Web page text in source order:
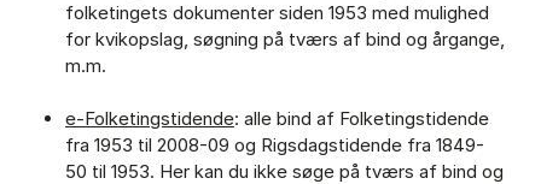
folketingets dokumenter siden 1953 med mulighed
for kvikopslag, søgning på tværs af bind og årgange,
m.m.
e-Folketingstidende: alle bind af Folketingstidende
fra 1953 til 2008-09 og Rigsdagstidende fra 1849-
50 til 1953. Her kan du ikke søge på tværs af bind og